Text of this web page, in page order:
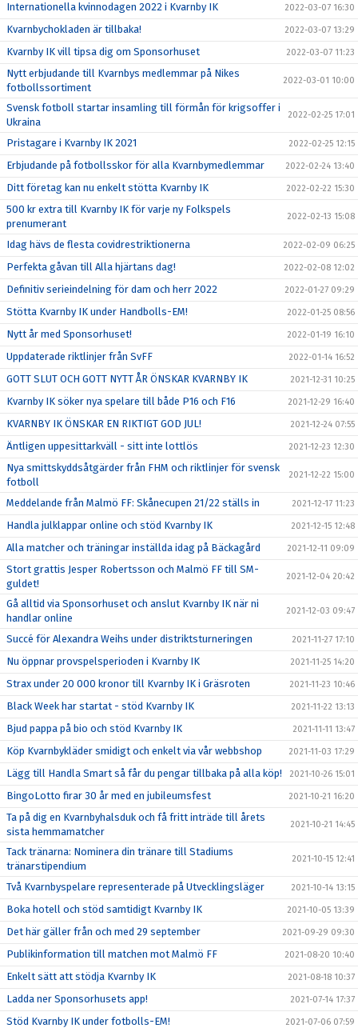
Internationella kvinnodagen 2022 i Kvarnby IK 2022-03-07 16:30
Kvarnbychokladen är tillbaka! 2022-03-07 13:29
Kvarnby IK vill tipsa dig om Sponsorhuset 2022-03-07 11:23
Nytt erbjudande till Kvarnbys medlemmar på Nikes
fotbollssortiment
2022-03-01 10:00
Svensk fotboll startar insamling till förmån för krigsoffer i
Ukraina
2022-02-25 17:01
Pristagare i Kvarnby IK 2021 2022-02-25 12:15
Erbjudande på fotbollsskor för alla Kvarnbymedlemmar 2022-02-24 13:40
Ditt företag kan nu enkelt stötta Kvarnby IK 2022-02-22 15:30
500 kr extra till Kvarnby IK för varje ny Folkspels
prenumerant
2022-02-13 15:08
Idag hävs de flesta covidrestriktionerna 2022-02-09 06:25
Perfekta gåvan till Alla hjärtans dag! 2022-02-08 12:02
Definitiv serieindelning för dam och herr 2022 2022-01-27 09:29
Stötta Kvarnby IK under Handbolls-EM! 2022-01-25 08:56
Nytt år med Sponsorhuset! 2022-01-19 16:10
Uppdaterade riktlinjer från SvFF 2022-01-14 16:52
GOTT SLUT OCH GOTT NYTT ÅR ÖNSKAR KVARNBY IK 2021-12-31 10:25
Kvarnby IK söker nya spelare till både P16 och F16 2021-12-29 16:40
KVARNBY IK ÖNSKAR EN RIKTIGT GOD JUL! 2021-12-24 07:55
Äntligen uppesittarkväll - sitt inte lottlös 2021-12-23 12:30
Nya smittskyddsåtgärder från FHM och riktlinjer för svensk
fotboll
2021-12-22 15:00
Meddelande från Malmö FF: Skånecupen 21/22 ställs in 2021-12-17 11:23
Handla julklappar online och stöd Kvarnby IK 2021-12-15 12:48
Alla matcher och träningar inställda idag på Bäckagård 2021-12-11 09:09
Stort grattis Jesper Robertsson och Malmö FF till SM-
guldet!
2021-12-04 20:42
Gå alltid via Sponsorhuset och anslut Kvarnby IK när ni
handlar online
2021-12-03 09:47
Succé för Alexandra Weihs under distriktsturneringen 2021-11-27 17:10
Nu öppnar provspelsperioden i Kvarnby IK 2021-11-25 14:20
Strax under 20 000 kronor till Kvarnby IK i Gräsroten 2021-11-23 10:46
Black Week har startat - stöd Kvarnby IK 2021-11-22 13:13
Bjud pappa på bio och stöd Kvarnby IK 2021-11-11 13:47
Köp Kvarnbykläder smidigt och enkelt via vår webbshop 2021-11-03 17:29
Lägg till Handla Smart så får du pengar tillbaka på alla köp! 2021-10-26 15:01
BingoLotto firar 30 år med en jubileumsfest 2021-10-21 16:20
Ta på dig en Kvarnbyhalsduk och få fritt inträde till årets
sista hemmamatcher
2021-10-21 14:45
Tack tränarna: Nominera din tränare till Stadiums
tränarstipendium
2021-10-15 12:41
Två Kvarnbyspelare representerade på Utvecklingsläger 2021-10-14 13:15
Boka hotell och stöd samtidigt Kvarnby IK 2021-10-05 13:39
Det här gäller från och med 29 september 2021-09-29 09:30
Publikinformation till matchen mot Malmö FF 2021-08-20 10:40
Enkelt sätt att stödja Kvarnby IK 2021-08-18 10:37
Ladda ner Sponsorhusets app! 2021-07-14 17:37
Stöd Kvarnby IK under fotbolls-EM! 2021-07-06 07:59